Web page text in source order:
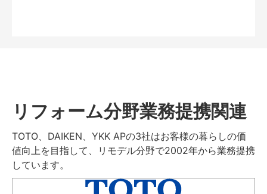
リフォーム分野業務提携関連
TOTO、DAIKEN、YKK APの3社はお客様の暮らしの価
値向上を目指して、リモデル分野で2002年から業務提携
しています。